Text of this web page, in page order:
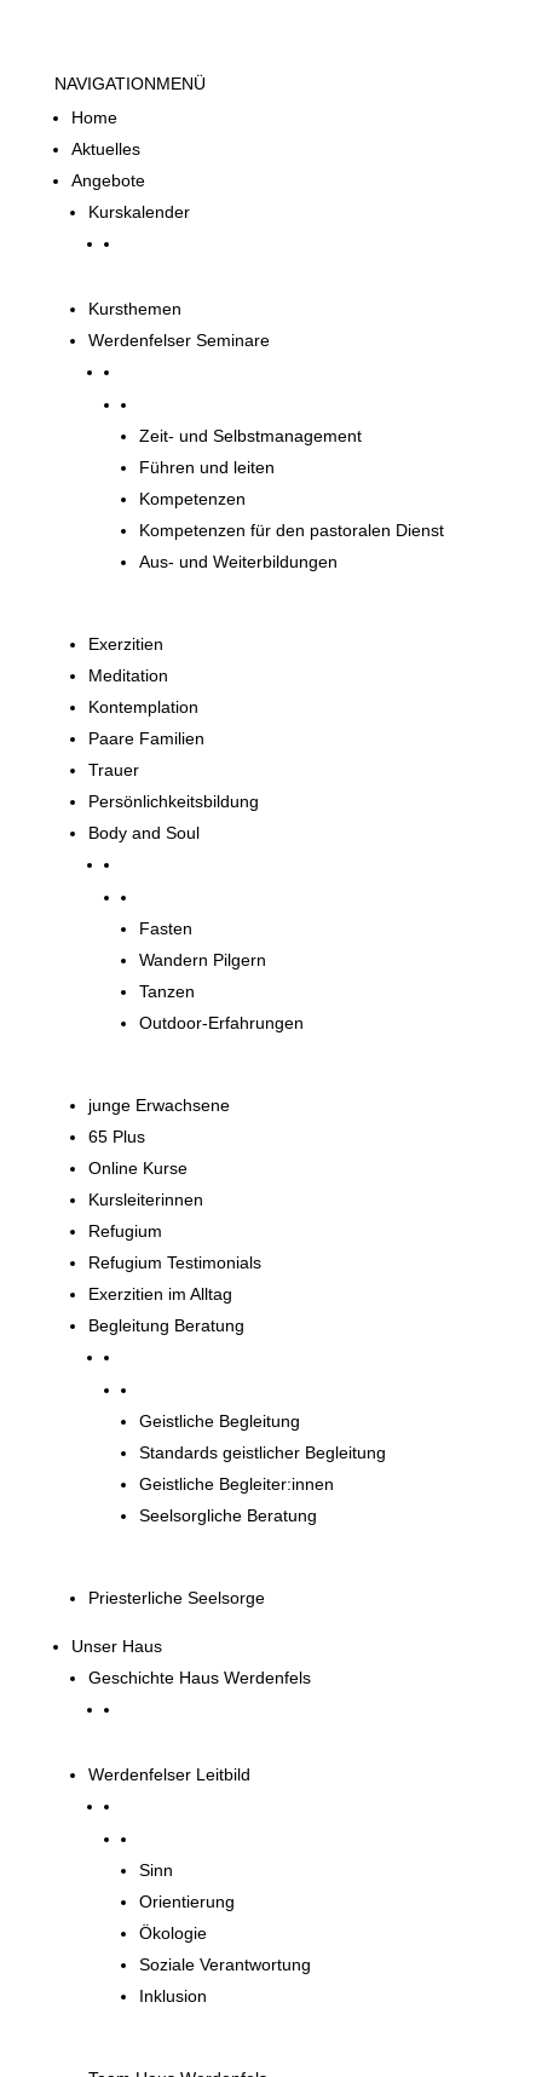
NAVIGATIONMENÜ
Home
Aktuelles
Angebote
Kurskalender
Kursthemen
Werdenfelser Seminare
Zeit- und Selbstmanagement
Führen und leiten
Kompetenzen
Kompetenzen für den pastoralen Dienst
Aus- und Weiterbildungen
Exerzitien
Meditation
Kontemplation
Paare Familien
Trauer
Persönlichkeitsbildung
Body and Soul
Fasten
Wandern Pilgern
Tanzen
Outdoor-Erfahrungen
junge Erwachsene
65 Plus
Online Kurse
Kursleiterinnen
Refugium
Refugium Testimonials
Exerzitien im Alltag
Begleitung Beratung
Geistliche Begleitung
Standards geistlicher Begleitung
Geistliche Begleiter:innen
Seelsorgliche Beratung
Priesterliche Seelsorge
Unser Haus
Geschichte Haus Werdenfels
Werdenfelser Leitbild
Sinn
Orientierung
Ökologie
Soziale Verantwortung
Inklusion